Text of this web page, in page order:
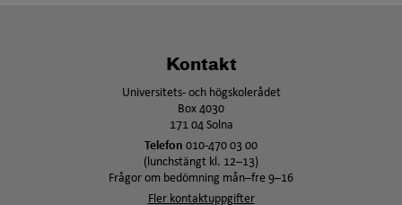
Kontakt
Universitets- och högskolerådet
Box 4030
171 04 Solna
Telefon 010-470 03 00
(lunchstängt kl. 12–13)
Frågor om bedömning mån–fre 9–16
Fler kontaktuppgifter